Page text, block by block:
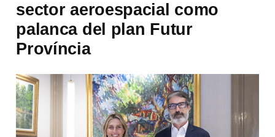
sector aeroespacial como
palanca del plan Futur
Província